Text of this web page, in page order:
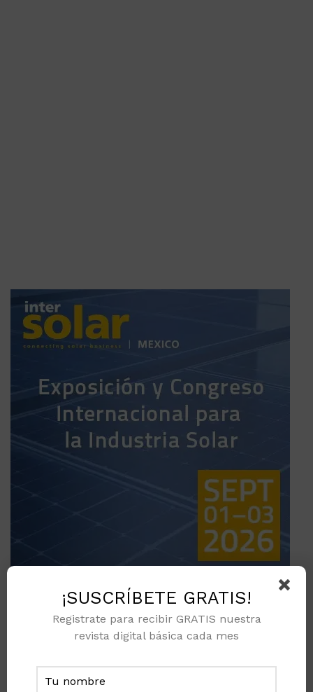
¡SUSCRÍBETE GRATIS!
Registrate para recibir GRATIS nuestra
revista digital básica cada mes